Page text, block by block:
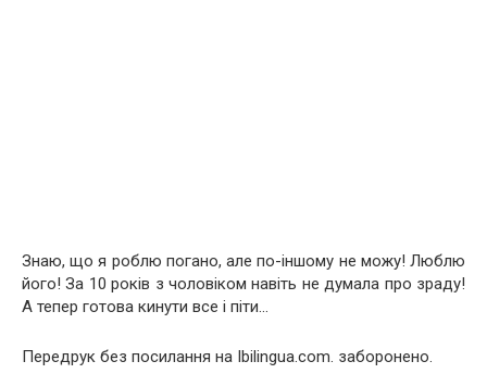
Знаю, що я роблю погано, але по-іншому не можу! Люблю
його! За 10 років з чоловіком навіть не думала про зраду!
А тепер готова кинути все і піти…
Передрук без посилання на Ibilingua.com. заборонено.